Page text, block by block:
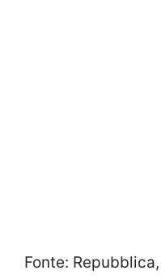
Fonte: